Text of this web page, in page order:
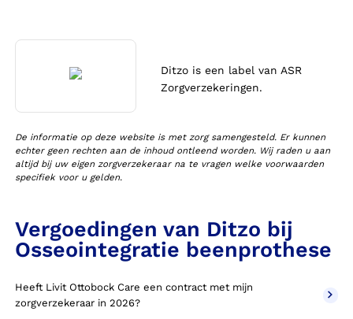
Ditzo is een label van ASR
Zorgverzekeringen.
De informatie op deze website is met zorg samengesteld. Er kunnen
echter geen rechten aan de inhoud ontleend worden. Wij raden u aan
altijd bij uw eigen zorgverzekeraar na te vragen welke voorwaarden
specifiek voor u gelden.
Vergoedingen van Ditzo bij
Osseointegratie beenprothese
Heeft Livit Ottobock Care een contract met mijn
zorgverzekeraar in 2026?